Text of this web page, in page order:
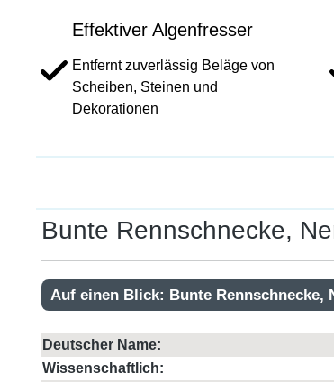
Effektiver Algenfresser
Entfernt zuverlässig Beläge von
Scheiben, Steinen und
Dekorationen
Bunte Rennschnecke,
Auf einen Blick: Bunte Rennschnecke,
Deutscher Name:
Wissenschaftlich: